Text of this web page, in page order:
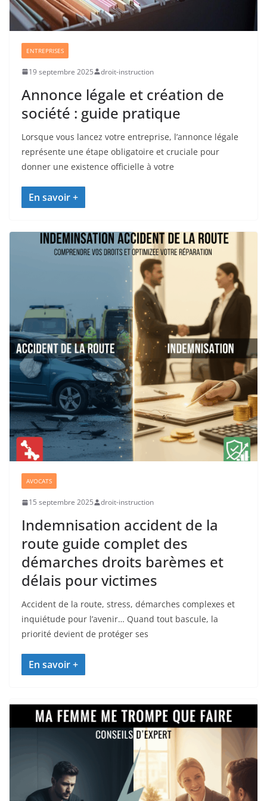
ENTREPRISES
19 septembre 2025 droit-instruction
Annonce légale et création de
société : guide pratique
Lorsque vous lancez votre entreprise, l’annonce légale
représente une étape obligatoire et cruciale pour
donner une existence officielle à votre
AVOCATS
15 septembre 2025 droit-instruction
Indemnisation accident de la
route guide complet des
démarches droits barèmes et
délais pour victimes
Accident de la route, stress, démarches complexes et
inquiétude pour l’avenir… Quand tout bascule, la
priorité devient de protéger ses